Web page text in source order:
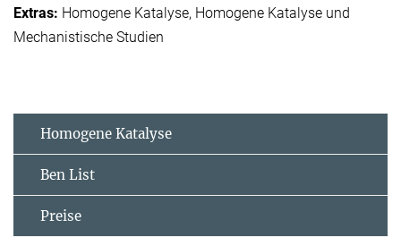
Homogene Katalyse Homogene Katalyse und
Mechanistische Studien
Homogene Katalyse
Ben List
Preise